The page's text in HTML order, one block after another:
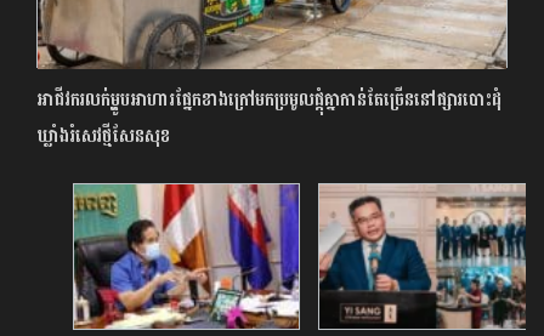
អាជីវករលក់ម្ហូបអាហារផ្នែកខាងក្រៅមកប្រមូលផ្តុំគ្នាកាន់តែច្រើននៅផ្សារបោះដុំ
ឃ្លាំងរំសេវថ្មីសែនសុខ